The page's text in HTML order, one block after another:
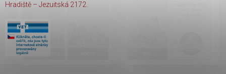
Hradiště – Jezuitská 2172.